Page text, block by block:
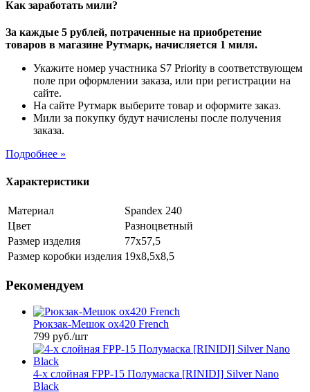
Как заработать мили?
За каждые 5 рублей, потраченные на приобретение
товаров в магазине Рутмарк, начисляется 1 миля.
Укажите номер участника S7 Priority в соответствующем
поле при оформлении заказа, или при регистрации на
сайте.
На сайте Рутмарк выберите товар и оформите заказ.
Мили за покупку будут начислены после получения
заказа.
Подробнее »
Характеристики
Материал
Spandex 240
Цвет
Разноцветный
Размер изделия
77х57,5
Размер коробки изделия 19х8,5х8,5
Рекомендуем
Рюкзак-Мешок ox420 French
799 руб./шт
4-х слойная FPP-15 Полумаска [RINIDI] Silver Nano
Black